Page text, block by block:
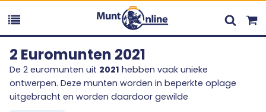
2 Euromunten 2021
De 2 euromunten uit 2021 hebben vaak unieke
ontwerpen. Deze munten worden in beperkte oplage
uitgebracht en worden daardoor gewilde